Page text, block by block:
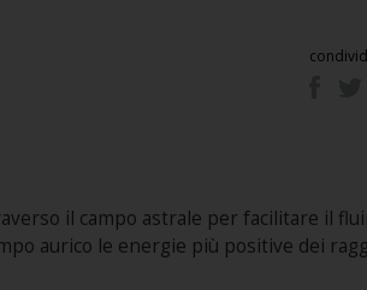
il campo astrale per facilitare il
aurico le energie più positive dei